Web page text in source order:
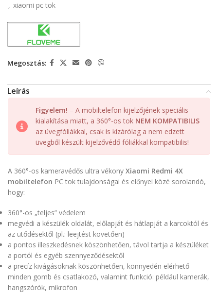
, xiaomi pc tok
Megosztás:
Leírás
Figyelem! – A mobiltelefon kijelzőjének speciális
kialakítása miatt, a 360°-os tok NEM KOMPATIBILIS
az üvegfóliákkal, csak is kizárólag a nem edzett
üvegből készült kijelzővédő fóliákkal kompatibilis!
A 360°-os kameravédős ultra vékony Xiaomi Redmi 4X
mobiltelefon PC tok tulajdonságai és előnyei közé sorolandó,
hogy:
360°-os „teljes” védelem
megvédi a készülék oldalát, előlapját és hátlapját a karcoktól és
az ütődésektől (pl.: leejtést követően)
a pontos illeszkedésnek köszönhetően, távol tartja a készüléket
a portól és egyéb szennyeződésektől
a precíz kivágásoknak köszönhetően, könnyedén elérhető
minden gomb és csatlakozó, valamint funkció: például kamerák,
hangszórók, mikrofon